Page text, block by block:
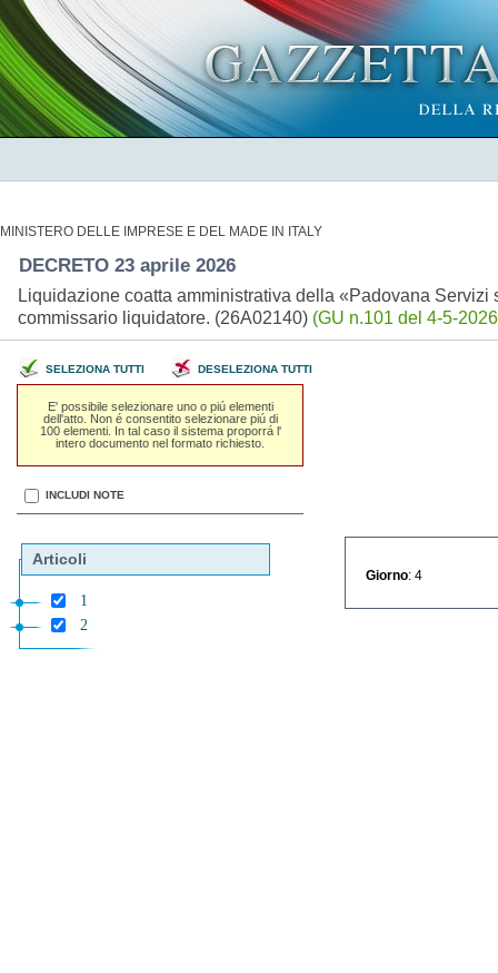
MINISTERO DELLE IMPRESE E DEL MADE IN ITALY
DECRETO 23 aprile 2026
Liquidazione coatta amministrativa della «Padovana
commissario liquidatore. (26A02140) (GU n.101 del 4-5-
SELEZIONA TUTTI DESELEZIONA TUTTI
E' possibile selezionare uno o piú elementi
dell'atto. Non é consentito selezionare piú di
100 elementi. In tal caso il sistema proporrá l'
intero documento nel formato richiesto.
INCLUDI NOTE
Articoli
1
2
Giorno : 4